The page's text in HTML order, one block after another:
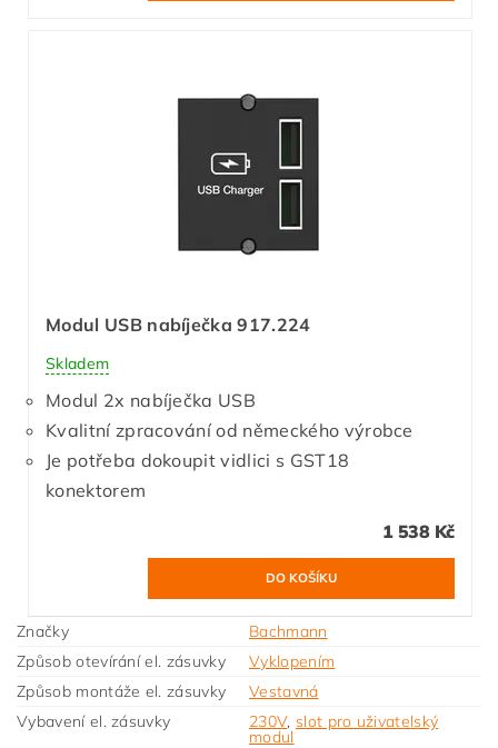
Modul USB nabíječka 917.224
Skladem
Modul 2x nabíječka USB
Kvalitní zpracování od německého výrobce
Je potřeba dokoupit vidlici s GST18
konektorem
1 538 Kč
Značky
Bachmann
Způsob otevírání el. zásuvky
Vyklopením
Způsob montáže el. zásuvky
Vestavná
Vybavení el. zásuvky
230V, slot pro uživatelský
modul